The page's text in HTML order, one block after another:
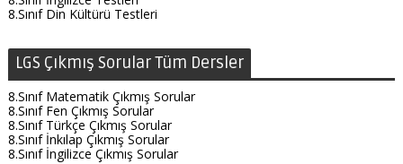
8.Sınıf Din Kültürü Testleri
LGS Çıkmış Sorular Tüm Dersler
8.Sınıf Matematik Çıkmış Sorular
8.Sınıf Fen Çıkmış Sorular
8.Sınıf Türkçe Çıkmış Sorular
8.Sınıf İnkılap Çıkmış Sorular
8.Sınıf İngilizce Çıkmış Sorular